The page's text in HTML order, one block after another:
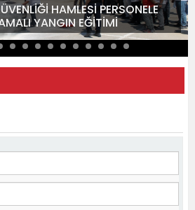
HAMLESİ PERSONELE
YANGIN EĞİTİMİ